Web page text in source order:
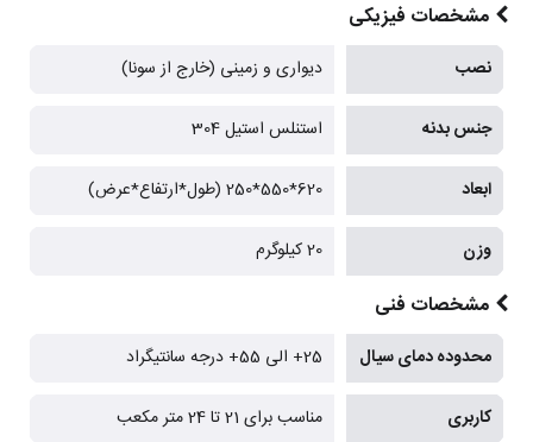
مشخصات فیزیکی
نصب دیواری و زمینی (خارج از سونا)
جنس بدنه استنلس استیل 304
ابعاد 620*550*250 (طول*ارتفاع*عرض)
وزن 20 کیلوگرم
مشخصات فنی
محدوده دمای سیال 25+ الی 55+ درجه سانتیگراد
کاربری مناسب برای 21 تا 24 متر مکعب